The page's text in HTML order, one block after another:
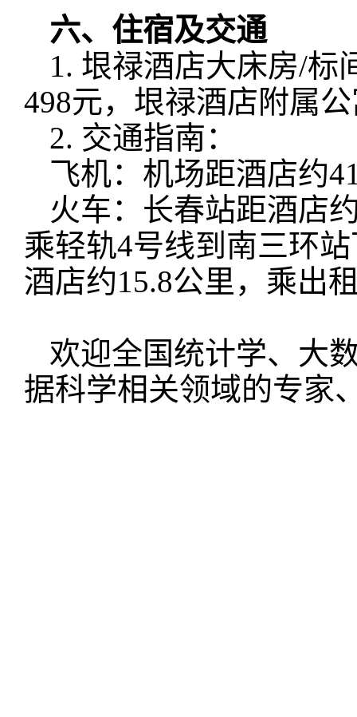
六、住宿及交通
1. 垠禄酒店大床房/标
498元，垠禄酒店附属
2. 交通指南：
飞机：机场距酒店约
火车：长春站距酒店
乘轻轨4号线到南三环
酒店约15.8公里，乘出
欢迎全国统计学、大
据科学相关领域的专家